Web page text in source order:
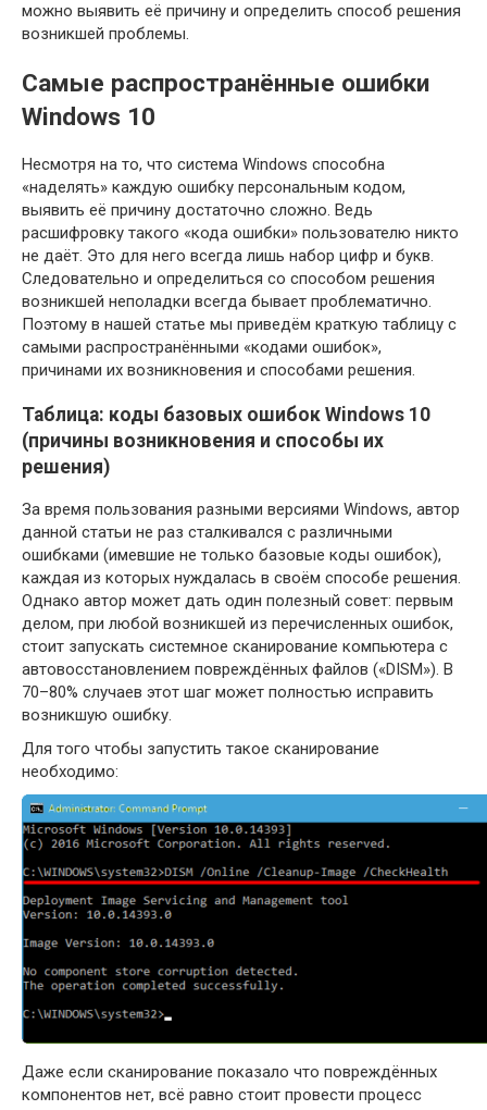
можно выявить её причину и определить способ решения
возникшей проблемы.
Самые распространённые ошибки
Windows 10
Несмотря на то, что система Windows способна
«наделять» каждую ошибку персональным кодом,
выявить её причину достаточно сложно. Ведь
расшифровку такого «кода ошибки» пользователю никто
не даёт. Это для него всегда лишь набор цифр и букв.
Следовательно и определиться со способом решения
возникшей неполадки всегда бывает проблематично.
Поэтому в нашей статье мы приведём краткую таблицу с
самыми распространёнными «кодами ошибок»,
причинами их возникновения и способами решения.
Таблица: коды базовых ошибок Windows 10
(причины возникновения и способы их
решения)
За время пользования разными версиями Windows, автор
данной статьи не раз сталкивался с различными
ошибками (имевшие не только базовые коды ошибок),
каждая из которых нуждалась в своём способе решения.
Однако автор может дать один полезный совет: первым
делом, при любой возникшей из перечисленных ошибок,
стоит запускать системное сканирование компьютера с
автовосстановлением повреждённых файлов («DISM»). В
70–80% случаев этот шаг может полностью исправить
возникшую ошибку.
Для того чтобы запустить такое сканирование
необходимо:
Даже если сканирование показало что повреждённых
компонентов нет, всё равно стоит провести процесс